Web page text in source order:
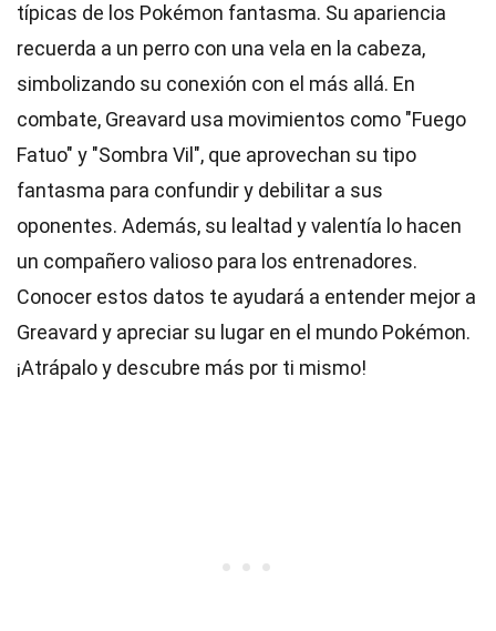
típicas de los Pokémon fantasma. Su apariencia
recuerda a un perro con una vela en la cabeza,
simbolizando su conexión con el más allá. En
combate, Greavard usa movimientos como "Fuego
Fatuo" y "Sombra Vil", que aprovechan su tipo
fantasma para confundir y debilitar a sus
oponentes. Además, su lealtad y valentía lo hacen
un compañero valioso para los entrenadores.
Conocer estos datos te ayudará a entender mejor a
Greavard y apreciar su lugar en el mundo Pokémon.
¡Atrápalo y descubre más por ti mismo!